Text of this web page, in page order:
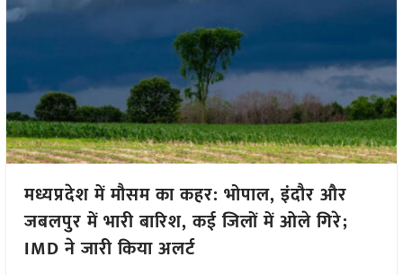
मध्यप्रदेश में मौसम का कहर: भोपाल, इंदौर और
जबलपुर में भारी बारिश, कई जिलों में ओले गिरे;
IMD ने जारी किया अलर्ट